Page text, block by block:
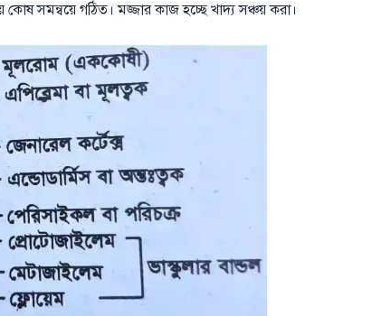
কোষ সমন্বয়ে গঠিত। মজ্জার কাজ হচ্ছে খাদ্য সঞ্চয় করা।